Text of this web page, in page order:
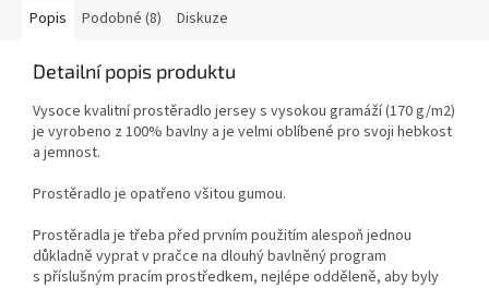
Popis Podobné (8) Diskuze
Detailní popis produktu
Vysoce kvalitní prostěradlo jersey s vysokou gramáží (170 g/m2)
je vyrobeno z 100% bavlny a je velmi oblíbené pro svoji hebkost
a jemnost.
Prostěradlo je opatřeno všitou gumou.
Prostěradla je třeba před prvním použitím alespoň jednou
důkladně vyprat v pračce na dlouhý bavlněný program
s příslušným pracím prostředkem, nejlépe odděleně, aby byly